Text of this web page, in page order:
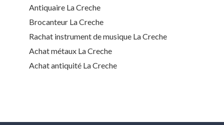
Antiquaire La Creche
Brocanteur La Creche
Rachat instrument de musique La Creche
Achat métaux La Creche
Achat antiquité La Creche